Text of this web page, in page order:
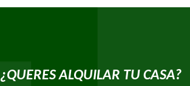
¿QUERES ALQUILAR TU CASA?